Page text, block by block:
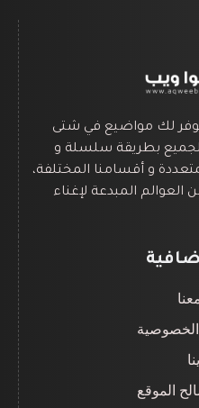
لك مواضيع في شتى
بطريقة سلسلة و
و أقسامنا المختلفة،
المبدعة لإغناء
الموقع